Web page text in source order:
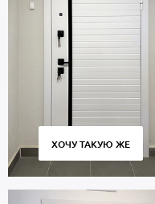
ХОЧУ ТАКУЮ ЖЕ